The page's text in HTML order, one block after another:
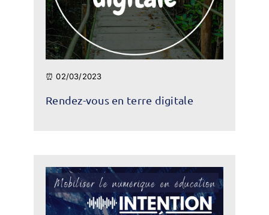
⏰ 02/03/2023
Rendez-vous en terre digitale